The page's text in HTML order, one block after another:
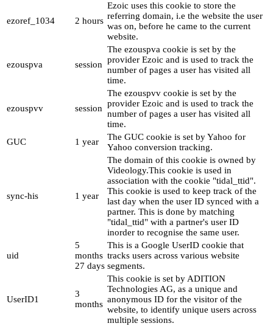
ezoref_1034 2 hours
Ezoic uses this cookie to store the
referring domain, i.e the website the user
was on, before he came to the current
website.
ezouspva session
The ezouspva cookie is set by the
provider Ezoic and is used to track the
number of pages a user has visited all
time.
ezouspvv session
The ezouspvv cookie is set by the
provider Ezoic and is used to track the
number of pages a user has visited all
time.
GUC
1 year
The GUC cookie is set by Yahoo for
Yahoo conversion tracking.
sync-his 1 year
The domain of this cookie is owned by
Videology.This cookie is used in
association with the cookie "tidal_ttid".
This cookie is used to keep track of the
last day when the user ID synced with a
partner. This is done by matching
"tidal_ttid" with a partner's user ID
inorder to recognise the same user.
uid
5
months
27 days
This is a Google UserID cookie that
tracks users across various website
segments.
UserID1
3
months
This cookie is set by ADITION
Technologies AG, as a unique and
anonymous ID for the visitor of the
website, to identify unique users across
multiple sessions.